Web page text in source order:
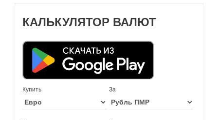
КАЛЬКУЛЯТОР ВАЛЮТ
Купить За